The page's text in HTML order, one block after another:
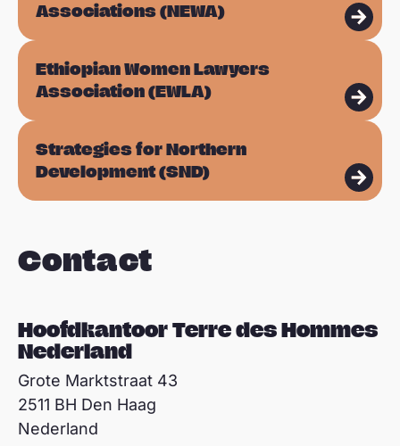
e
e
Associations (NEWA)
e
s
e
e
Ethiopian Women Lawyers
Association (EWLA)
L
e
s
e
Strategies for Northern
Development (SND)
L
e
e
r
Contact
Hoofdkantoor Terre des Hommes
Nederland
Grote Marktstraat 43
2511 BH Den Haag
Nederland